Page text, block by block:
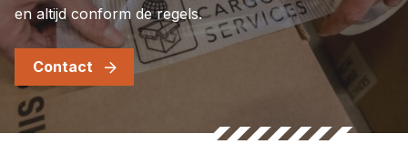
en altijd conform de regels.
Contact